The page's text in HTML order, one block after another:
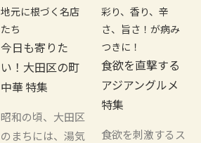
地元に根づく名店
たち
今日も寄りた
い！大田区の町
中華 特集
昭和の頃、大田区
のまちには、湯気
彩り、香り、辛
さ、旨さ！が病み
つきに！
食欲を直撃する
アジアングルメ
特集
食欲を刺激するス